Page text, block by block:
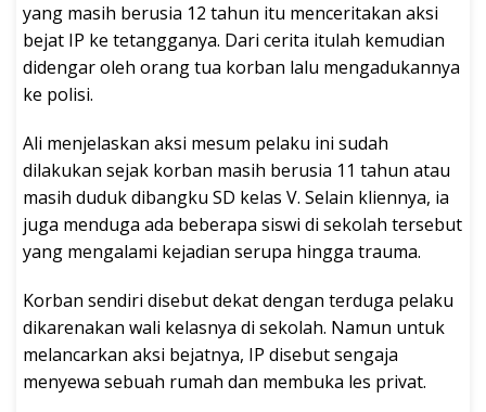
yang masih berusia 12 tahun itu menceritakan aksi
bejat IP ke tetangganya. Dari cerita itulah kemudian
didengar oleh orang tua korban lalu mengadukannya
ke polisi.
Ali menjelaskan aksi mesum pelaku ini sudah
dilakukan sejak korban masih berusia 11 tahun atau
masih duduk dibangku SD kelas V. Selain kliennya, ia
juga menduga ada beberapa siswi di sekolah tersebut
yang mengalami kejadian serupa hingga trauma.
Korban sendiri disebut dekat dengan terduga pelaku
dikarenakan wali kelasnya di sekolah. Namun untuk
melancarkan aksi bejatnya, IP disebut sengaja
menyewa sebuah rumah dan membuka les privat.